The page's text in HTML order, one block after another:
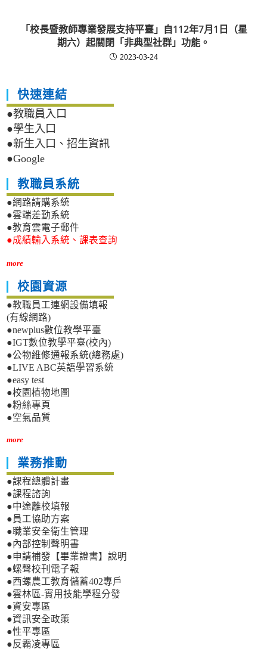
「校長暨教師專業發展支持平臺」自112年7月1日（星
期六）起關閉「非典型社群」功能。
2023-03-24
快速連結
●教職員入口
●學生入口
●新生入口、招生資訊
●Google
教職員系統
●網路請購系統
●雲端差勤系統
●教育雲電子郵件
●成績輸入系統、課表查詢
more
校園資源
●教職員工連網設備填報
(有線網路)
●newplus數位教學平臺
●IGT數位教學平臺(校內)
●公物維修通報系統(總務處)
●LIVE ABC英語學習系統
●easy test
●校園植物地圖
●粉絲專頁
●空氣品質
more
業務推動
●課程總體計畫
●課程諮詢
●中途離校填報
●員工協助方案
●職業安全衛生管理
●內部控制聲明書
●申請補發【畢業證書】說明
●螺聲校刊電子報
●西螺農工教育儲蓄402專戶
●雲林區-實用技能學程分發
●資安專區
●資訊安全政策
●性平專區
●反霸凌專區